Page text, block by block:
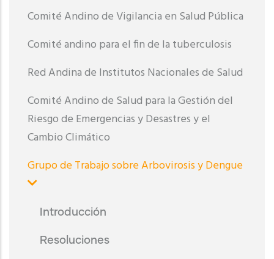
Comité Andino de Vigilancia en Salud Pública
Comité andino para el fin de la tuberculosis
Red Andina de Institutos Nacionales de Salud
Comité Andino de Salud para la Gestión del
Riesgo de Emergencias y Desastres y el
Cambio Climático
Grupo de Trabajo sobre Arbovirosis y Dengue
Introducción
Resoluciones